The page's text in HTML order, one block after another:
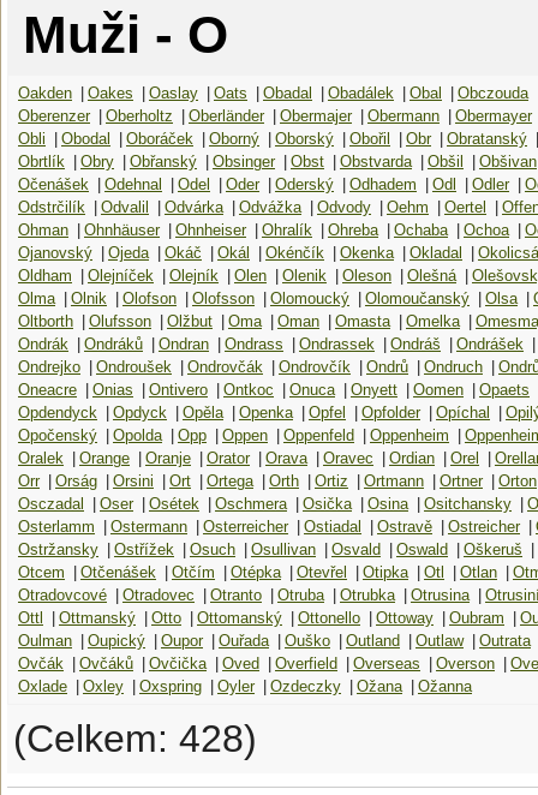
Muži - O
Oakden | Oakes | Oaslay | Oats | Obadal | Obadálek | Obal | Obczouda
Oberenzer | Oberholtz | Oberländer | Obermajer | Obermann | Obermayer
Obli | Obodal | Oboráček | Oborný | Oborský | Obořil | Obr | Obratanský |
Obrtlík | Obry | Obřanský | Obsinger | Obst | Obstvarda | Obšil | Obšivan
Očenášek | Odehnal | Odel | Oder | Oderský | Odhadem | Odl | Odler |
Odstrčilík | Odvalil | Odvárka | Odvážka | Odvody | Oehm | Oertel |
Ohman | Ohnhäuser | Ohnheiser | Ohralík | Ohreba | Ochaba | Ochoa |
Ojanovský | Ojeda | Okáč | Okál | Okénčík | Okenka | Okladal |
Oldham | Olejníček | Olejník | Olen | Olenik | Oleson | Olešná |
Olma | Olnik | Olofson | Olofsson | Olomoucký | Olomoučanský | Olsa |
Oltborth | Olufsson | Olžbut | Oma | Oman | Omasta | Omelka |
Ondrák | Ondráků | Ondran | Ondrass | Ondrassek | Ondráš | Ondrášek |
Ondrejko | Ondroušek | Ondrovčák | Ondrovčík | Ondrů | Ondruch |
Oneacre | Onias | Ontivero | Ontkoc | Onuca | Onyett | Oomen | Opaets
Opdendyck | Opdyck | Opěla | Openka | Opfel | Opfolder | Opíchal |
Opočenský | Opolda | Opp | Oppen | Oppenfeld | Oppenheim |
Oralek | Orange | Oranje | Orator | Orava | Oravec | Ordian | Orel |
Orr | Orság | Orsini | Ort | Ortega | Orth | Ortiz | Ortmann | Ortner | Orton
Osczadal | Oser | Osétek | Oschmera | Osička | Osina | Ositchansky |
Osterlamm | Ostermann | Osterreicher | Ostiadal | Ostravě | Ostreicher |
Ostržansky | Ostřížek | Osuch | Osullivan | Osvald | Oswald | Oškeruš |
Otcem | Otčenášek | Otčím | Otépka | Otevřel | Otipka | Otl | Otlan |
Otradovcové | Otradovec | Otranto | Otruba | Otrubka | Otrusina |
Ottl | Ottmanský | Otto | Ottomanský | Ottonello | Ottoway | Oubram |
Oulman | Oupický | Oupor | Ouřada | Ouško | Outland | Outlaw | Outrata
Ovčák | Ovčáků | Ovčička | Oved | Overfield | Overseas | Overson |
Oxlade | Oxley | Oxspring | Oyler | Ozdeczky | Ožana | Ožanna
(Celkem: 428)